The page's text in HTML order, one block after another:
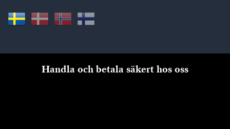
Handla och betala säkert hos oss